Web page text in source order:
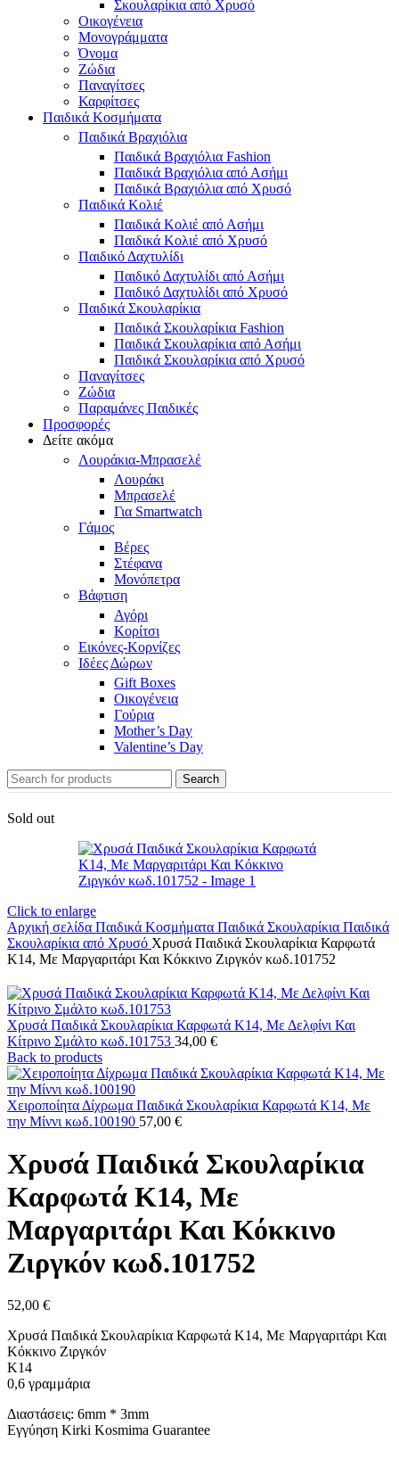
Σκουλαρίκια από Χρυσό
Οικογένεια
Μονογράμματα
Όνομα
Ζώδια
Παναγίτσες
Καρφίτσες
Παιδικά Κοσμήματα
Παιδικά Βραχιόλια
Παιδικά Βραχιόλια Fashion
Παιδικά Βραχιόλια από Ασήμι
Παιδικά Βραχιόλια από Χρυσό
Παιδικά Κολιέ
Παιδικά Κολιέ από Ασήμι
Παιδικά Κολιέ από Χρυσό
Παιδικό Δαχτυλίδι
Παιδικό Δαχτυλίδι από Ασήμι
Παιδικό Δαχτυλίδι από Χρυσό
Παιδικά Σκουλαρίκια
Παιδικά Σκουλαρίκια Fashion
Παιδικά Σκουλαρίκια από Ασήμι
Παιδικά Σκουλαρίκια από Χρυσό
Παναγίτσες
Ζώδια
Παραμάνες Παιδικές
Προσφορές
Δείτε ακόμα
Λουράκια-Μπρασελέ
Λουράκι
Μπρασελέ
Για Smartwatch
Γάμος
Βέρες
Στέφανα
Μονόπετρα
Βάφτιση
Αγόρι
Κορίτσι
Εικόνες-Κορνίζες
Ιδέες Δώρων
Gift Boxes
Οικογένεια
Γούρια
Mother’s Day
Valentine’s Day
Search
Sold out
Click to enlarge
Αρχική σελίδα Παιδικά Κοσμήματα Παιδικά Σκουλαρίκια Παιδικά
Σκουλαρίκια από Χρυσό Χρυσά Παιδικά Σκουλαρίκια Καρφωτά
Κ14, Με Μαργαριτάρι Και Κόκκινο Ζιργκόν κωδ.101752
Χρυσά Παιδικά Σκουλαρίκια Καρφωτά Κ14, Με Δελφίνι Και
Κίτρινο Σμάλτο κωδ.101753 34,00 €
Back to products
Χειροποίητα Δίχρωμα Παιδικά Σκουλαρίκια Καρφωτά Κ14, Με
την Μίννι κωδ.100190 57,00 €
Χρυσά Παιδικά Σκουλαρίκια
Καρφωτά Κ14, Με
Μαργαριτάρι Και Κόκκινο
Ζιργκόν κωδ.101752
52,00 €
Χρυσά Παιδικά Σκουλαρίκια Καρφωτά Κ14, Με Μαργαριτάρι Και
Κόκκινο Ζιργκόν
Κ14
0,6 γραμμάρια
Διαστάσεις: 6mm * 3mm
Εγγύηση Kirki Kosmima Guarantee